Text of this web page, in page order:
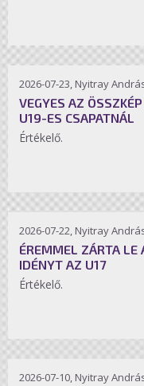
2026-07-23, Nyitray
VEGYES AZ
U19-ES CSAPATNÁL
Értékelő.
2026-07-22, Nyitray
ÉREMMEL ZÁRTA LE
IDÉNYT AZ U17
Értékelő.
2026-07-10, Nyitray